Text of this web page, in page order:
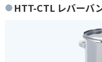
HTT-CTL レバーバ